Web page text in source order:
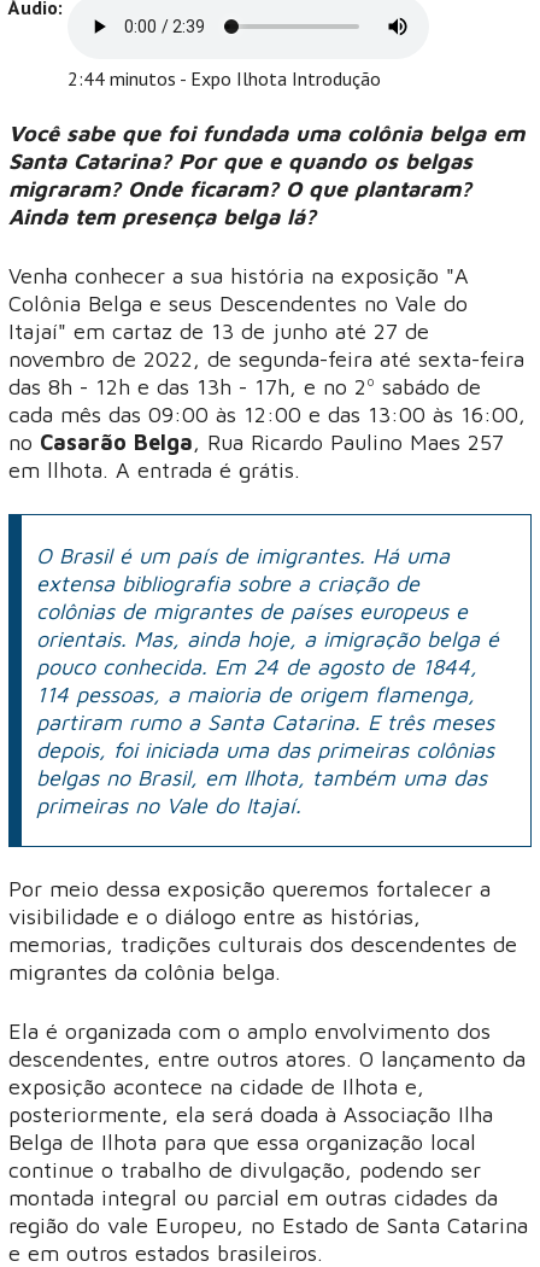
Áudio:
2:44 minutos - Expo Ilhota Introdução
Você sabe que foi fundada uma colônia belga em
Santa Catarina? Por que e quando os belgas
migraram? Onde ficaram? O que plantaram?
Ainda tem presença belga lá?
Venha conhecer a sua história na exposição "A
Colônia Belga e seus Descendentes no Vale do
Itajaí" em cartaz de 13 de junho até 27 de
novembro de 2022, de segunda-feira até sexta-feira
das 8h - 12h e das 13h - 17h, e no 2º sabádo de
cada mês das 09:00 às 12:00 e das 13:00 às 16:00,
no Casarão Belga, Rua Ricardo Paulino Maes 257
em llhota. A entrada é grátis.
O Brasil é um país de imigrantes. Há uma
extensa bibliografia sobre a criação de
colônias de migrantes de países europeus e
orientais. Mas, ainda hoje, a imigração belga é
pouco conhecida. Em 24 de agosto de 1844,
114 pessoas, a maioria de origem flamenga,
partiram rumo a Santa Catarina. E três meses
depois, foi iniciada uma das primeiras colônias
belgas no Brasil, em Ilhota, também uma das
primeiras no Vale do Itajaí.
Por meio dessa exposição queremos fortalecer a
visibilidade e o diálogo entre as histórias,
memorias, tradições culturais dos descendentes de
migrantes da colônia belga.
Ela é organizada com o amplo envolvimento dos
descendentes, entre outros atores. O lançamento da
exposição acontece na cidade de Ilhota e,
posteriormente, ela será doada à Associação Ilha
Belga de Ilhota para que essa organização local
continue o trabalho de divulgação, podendo ser
montada integral ou parcial em outras cidades da
região do vale Europeu, no Estado de Santa Catarina
e em outros estados brasileiros.